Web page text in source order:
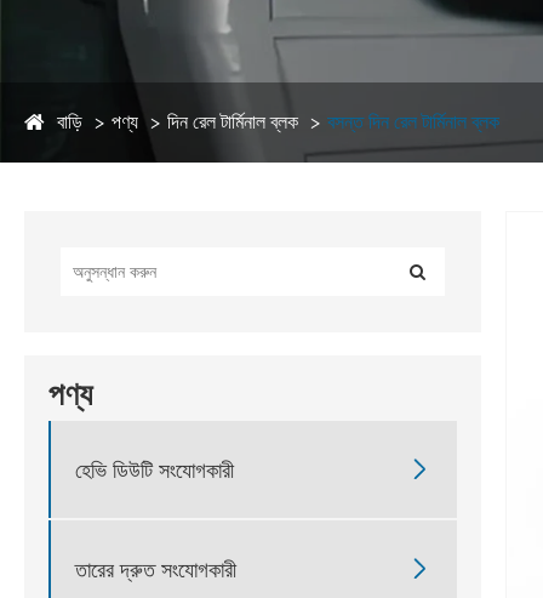
বাড়ি পণ্য দিন রেল টার্মিনাল ব্লক বসন্ত দিন রেল টার্মিনাল ব্লক
পণ্য
হেভি ডিউটি ​​সংযোগকারী 
তারের দ্রুত সংযোগকারী 